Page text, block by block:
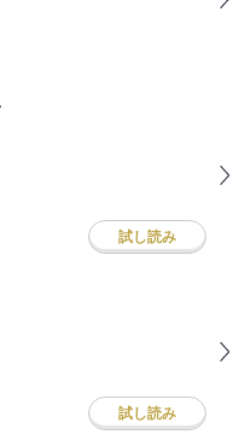
試し読み
試し読み